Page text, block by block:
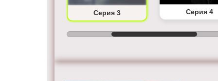
Серия 3 Серия 4